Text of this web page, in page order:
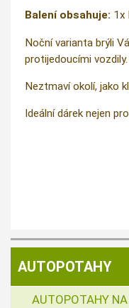
Balení obsahuje: 1x
Noční varianta brýli
protijedoucími vozdily.
Neztmaví okolí, jako
Ideální dárek nejen
AUTOPOTAHY
AUTOPOTAHY